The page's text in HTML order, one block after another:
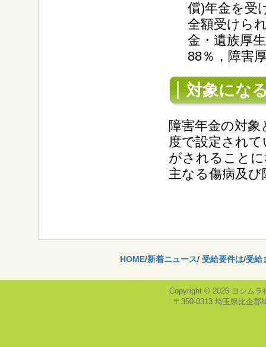
償)年金を受
全額受けら
金・遺族厚
88％，障害
対象にな
障害年金の対象
度で設定され
がされること
主なる傷病及
HOME/新着ニュース/ 受給要件は/受給
Copyright © 2026 ヨシムラ
〒350-0313 埼玉県比企郡